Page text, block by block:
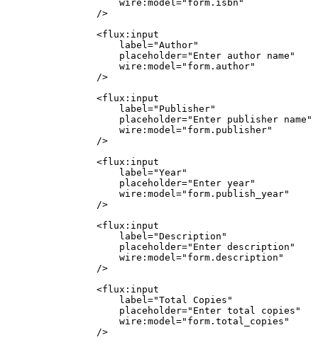
                    wire
: model="form.isbn"
                />
                <
flux : input
                    label
="Author"
                    placeholder
="Enter author name"
                    wire
: model="form.author"
                />
                <
flux : input
                    label
="Publisher"
                    placeholder
="Enter publisher name"
                    wire
: model="form.publisher"
                />
                <
flux : input
                    label
="Year"
                    placeholder
="Enter year"
                    wire
: model="form.publish_year"
                />
                <
flux : input
                    label
="Description"
                    placeholder
="Enter description"
                    wire
: model="form.description"
                />
                <
flux : input
                    label
="Total Copies"
                    placeholder
="Enter total copies"
                    wire
: model="form.total_copies"
                />